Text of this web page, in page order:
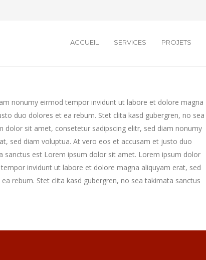
ACCUEIL SERVICES PROJETS
nonumy eirmod tempor invidunt ut labore et dolore magna
duo dolores et ea rebum. Stet clita kasd gubergren, no sea
sit amet, consetetur sadipscing elitr, sed diam nonumy
sed diam voluptua. At vero eos et accusam et justo duo
sanctus est Lorem ipsum dolor sit amet. Lorem ipsum dolor
invidunt ut labore et dolore magna aliquyam erat, sed
rebum. Stet clita kasd gubergren, no sea takimata sanctus